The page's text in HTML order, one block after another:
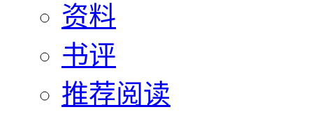
资料
书评
推荐阅读